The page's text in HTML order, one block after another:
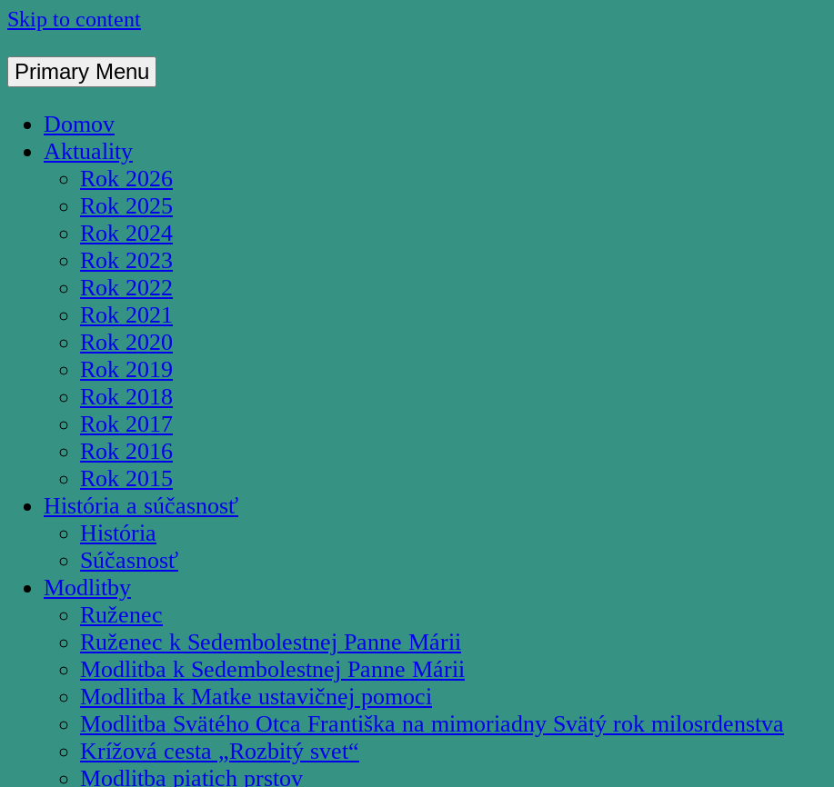
Skip to content
Pútnické miesto Studnička Pozba
Primary Menu
Domov
Aktuality
Rok 2026
Rok 2025
Rok 2024
Rok 2023
Rok 2022
Rok 2021
Rok 2020
Rok 2019
Rok 2018
Rok 2017
Rok 2016
Rok 2015
História a súčasnosť
História
Súčasnosť
Modlitby
Ruženec
Ruženec k Sedembolestnej Panne Márii
Modlitba k Sedembolestnej Panne Márii
Modlitba k Matke ustavičnej pomoci
Modlitba Svätého Otca Františka na mimoriadny Svätý rok milosrdenstva
Krížová cesta „Rozbitý svet“
Modlitba piatich prstov